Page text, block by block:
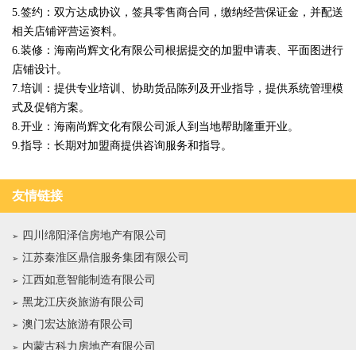
5.签约：双方达成协议，签具零售商合同，缴纳经营保证金，并配送
相关店铺评营运资料。
6.装修：海南尚辉文化有限公司根据提交的加盟申请表、平面图进行
店铺设计。
7.培训：提供专业培训、协助货品陈列及开业指导，提供系统管理模
式及促销方案。
8.开业：海南尚辉文化有限公司派人到当地帮助隆重开业。
9.指导：长期对加盟商提供咨询服务和指导。
友情链接
四川绵阳泽信房地产有限公司
江苏秦淮区鼎信服务集团有限公司
江西如意智能制造有限公司
黑龙江庆炎旅游有限公司
澳门宏达旅游有限公司
内蒙古科力房地产有限公司